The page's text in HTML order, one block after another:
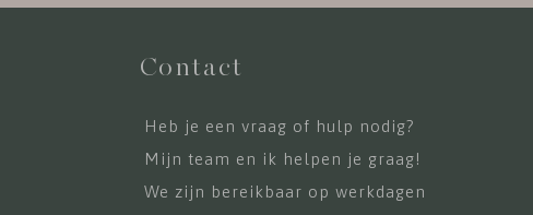
Contact
Heb je een vraag of hulp nodig?
Mijn team en ik helpen je graag!
We zijn bereikbaar op werkdagen